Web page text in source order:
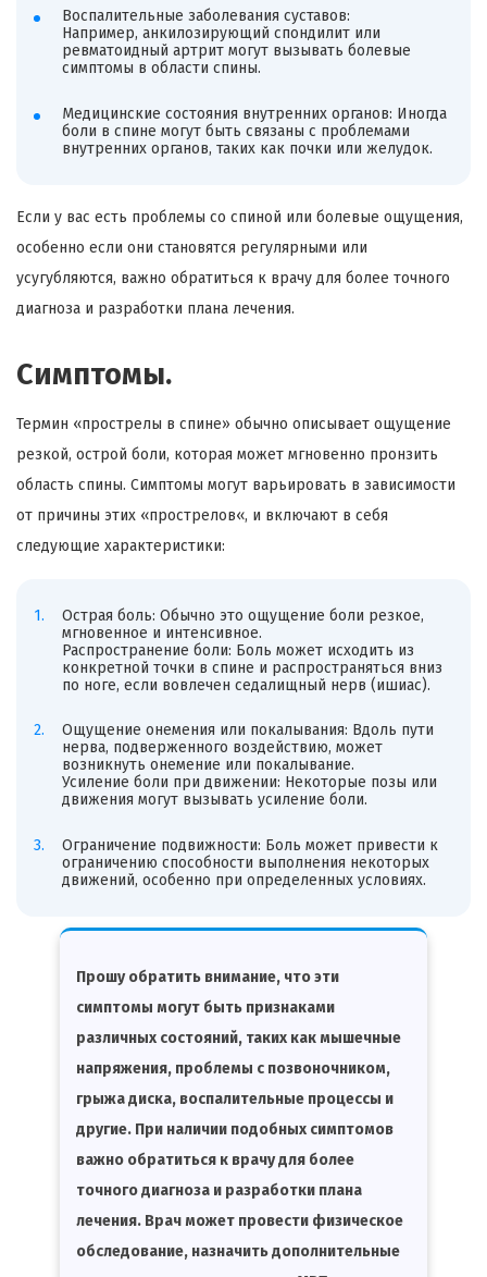
Воспалительные заболевания суставов:
Например, анкилозирующий спондилит или
ревматоидный артрит могут вызывать болевые
симптомы в области спины.
Медицинские состояния внутренних органов: Иногда
боли в спине могут быть связаны с проблемами
внутренних органов, таких как почки или желудок.
Если у вас есть проблемы со спиной или болевые ощущения,
особенно если они становятся регулярными или
усугубляются, важно обратиться к врачу для более точного
диагноза и разработки плана лечения.
Симптомы.
Термин «прострелы в спине» обычно описывает ощущение
резкой, острой боли, которая может мгновенно пронзить
область спины. Симптомы могут варьировать в зависимости
от причины этих «прострелов«, и включают в себя
следующие характеристики:
Острая боль: Обычно это ощущение боли резкое,
мгновенное и интенсивное.
Распространение боли: Боль может исходить из
конкретной точки в спине и распространяться вниз
по ноге, если вовлечен седалищный нерв (ишиас).
Ощущение онемения или покалывания: Вдоль пути
нерва, подверженного воздействию, может
возникнуть онемение или покалывание.
Усиление боли при движении: Некоторые позы или
движения могут вызывать усиление боли.
Ограничение подвижности: Боль может привести к
ограничению способности выполнения некоторых
движений, особенно при определенных условиях.
Прошу обратить внимание, что эти
симптомы могут быть признаками
различных состояний, таких как мышечные
напряжения, проблемы с позвоночником,
грыжа диска, воспалительные процессы и
другие. При наличии подобных симптомов
важно обратиться к врачу для более
точного диагноза и разработки плана
лечения. Врач может провести физическое
обследование, назначить дополнительные